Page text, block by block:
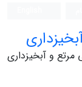
و آبخیزداری